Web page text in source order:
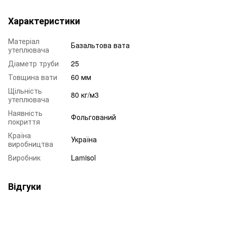
Характеристики
Матеріал
утеплювача
Базальтова вата
Діаметр труби
25
Товщина вати
60 мм
Щільність
утеплювача
80 кг/м3
Наявність
покриття
Фольгований
Країна
виробництва
Україна
Виробник
Lamisol
Відгуки